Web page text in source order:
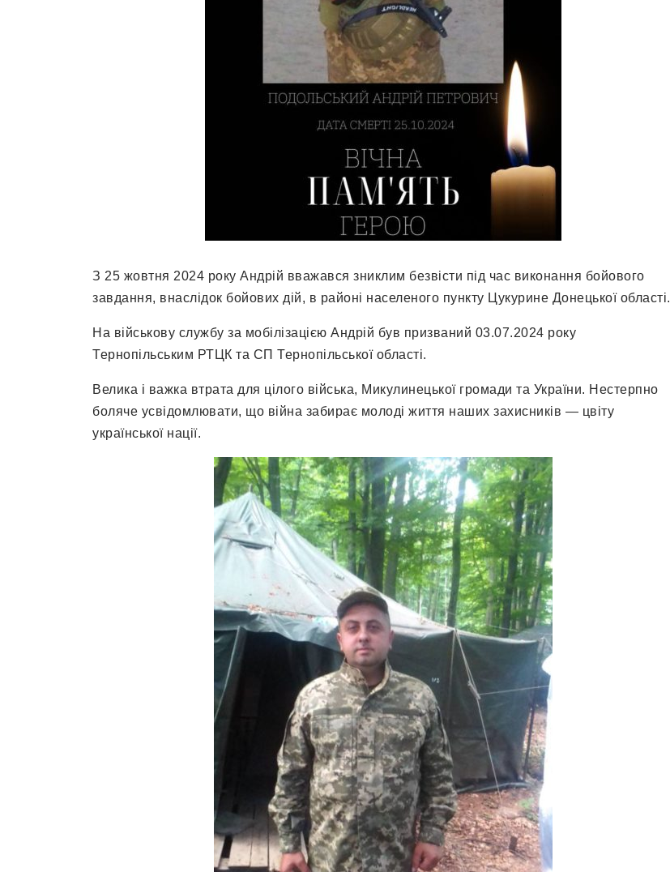
З 25 жовтня 2024 року Андрій вважався зниклим безвісти під час виконання бойового
завдання, внаслідок бойових дій, в районі населеного пункту Цукурине Донецької області.
На військову службу за мобілізацією Андрій був призваний 03.07.2024 року
Тернопільським РТЦК та СП Тернопільської області.
Велика і важка втрата для цілого війська, Микулинецької громади та України. Нестерпно
боляче усвідомлювати, що війна забирає молоді життя наших захисників — цвіту
української нації.